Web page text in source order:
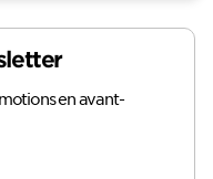
en avant-